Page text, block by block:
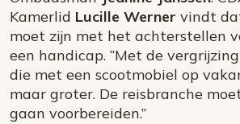
Kamerlid Lucille Werner vindt
moet zijn met het achterstellen
een handicap. “Met de
die met een scootmobiel op
maar groter. De reisbranche
gaan voorbereiden.”